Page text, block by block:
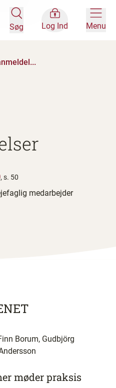
Søg Log Ind Menu
, s. 50
medarbejder
Borum, Gudbjörg
møder praksis